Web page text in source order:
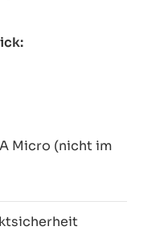
Micro (nicht im